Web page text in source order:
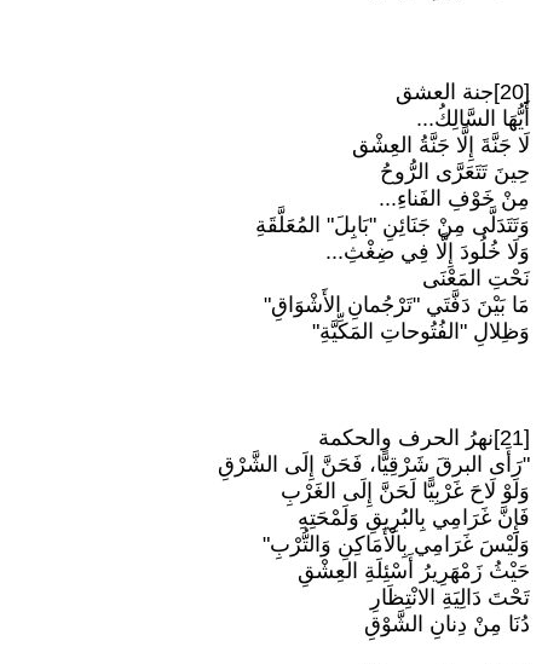
[20]جنة العشق
أَيُّهَا السَّالِكُ...
لَا جَنَّةَ إِلَّا جَنَّةُ العِشْق
حِينَ تَتَعَرَّى الرُّوحُ
مِنْ خَوْفِ الفَناءِ...
وَتَتَدَلَّى مِنْ جَنَائِنِ "بَابِلَ" المُعَلَّقَةِ
وَلَا خُلُودَ إِلَّا فِي ضِغْثِ...
نَحْتِ المَعْنَى
مَا بَيْنَ دَفَّتَي "تَرْجُمانِ الأَشْوَاقِ"
وَظِلالِ "الفُتُوحاتِ المَكِّيَّةِ"
[21]نهرُ الحرف والحكمة
"رَأَى البرقَ شَرْقِيًّا، فَحَنَّ إِلَى الشَّرْقِ
وَلَوْ لَاحَ غَرْبِيًّا لَحَنَّ إِلَى الغَرْبِ
فَإِنَّ غَرَامِي بِالبُرِيقِ وَلَمْحَتِهِ
وَلَيْسَ غَرَامِي بِالْأَمَاكِنِ وَالتُّرْبِ"
حَيْثُ زَمْهَرِيرُ أَسْئِلَةِ العِشْقِ
تَحْتَ دَالِيَةِ الانْتِظَارِ
دُنَا مِنْ دِنانِ الشَّوْقِ